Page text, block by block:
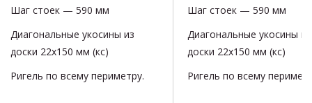
Шаг стоек — 590 мм
Диагональные укосины из
доски 22х150 мм (кс)
Ригель по всему периметру.
Шаг стоек — 590 мм
Диагональные укосины из
доски 22х150 мм (кс)
Ригель по всему